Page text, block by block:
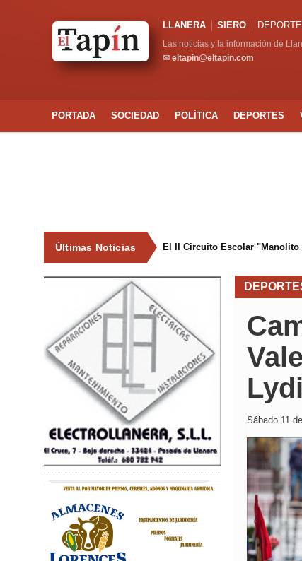
LLANERA SIERO
Las noticias y la información de
✉ eltapin@eltapin.com
PORTADA SOCIEDAD POLÍTICA DEPORTES
Últimas Noticias El II Circuito Escolar
Sábado 11